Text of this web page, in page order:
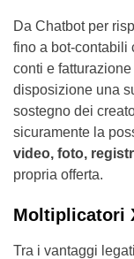
Da Chatbot per
fino a bot-contabili
conti e
disposizione una
sostegno dei
sicuramente la
video, foto,
propria offerta.
Moltiplicatori
Tra i vantaggi